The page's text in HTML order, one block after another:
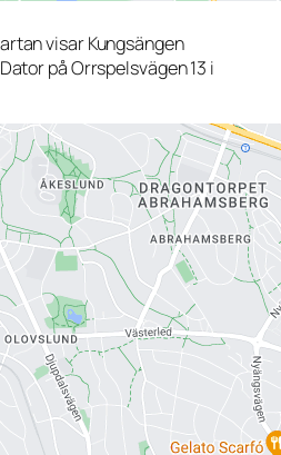
visar Kungsängen
på Orrspelsvägen 13 i